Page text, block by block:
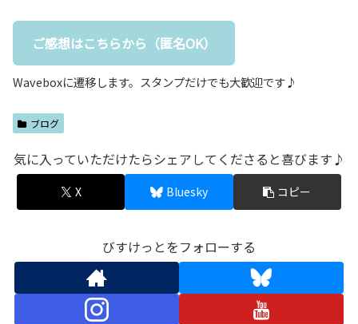
ご感想はこちらから（匿名OK）
Waveboxに遷移します。スタンプだけでも大歓迎です♪
ブログ
気に入っていただけたらシェアしてくださると喜びます♪
X Bluesky コピー
びすけっとをフォローする